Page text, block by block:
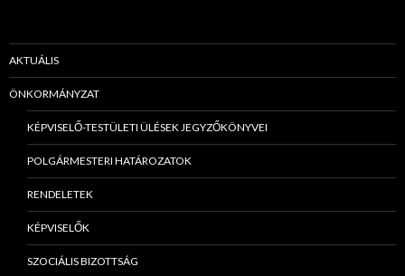
AKTUÁLIS
ÖNKORMÁNYZAT
KÉPVISELŐ-TESTÜLETI ÜLÉSEK JEGYZŐKÖNYVEI
POLGÁRMESTERI HATÁROZATOK
RENDELETEK
KÉPVISELŐK
SZOCIÁLIS BIZOTTSÁG